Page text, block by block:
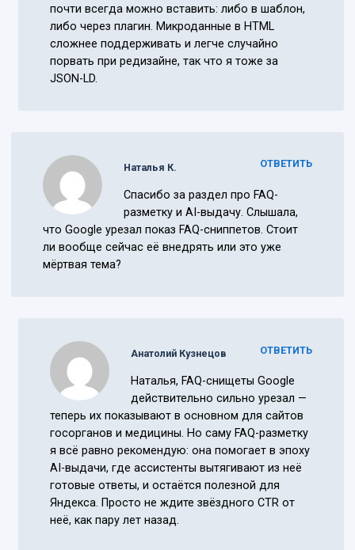
почти всегда можно вставить: либо в шаблон,
либо через плагин. Микроданные в HTML
сложнее поддерживать и легче случайно
порвать при редизайне, так что я тоже за
JSON-LD.
ОТВЕТИТЬ
Наталья К.
Спасибо за раздел про FAQ-
разметку и AI-выдачу. Слышала,
что Google урезал показ FAQ-сниппетов. Стоит
ли вообще сейчас её внедрять или это уже
мёртвая тема?
ОТВЕТИТЬ
Анатолий Кузнецов
Наталья, FAQ-снищеты Google
действительно сильно урезал —
теперь их показывают в основном для сайтов
госорганов и медицины. Но саму FAQ-разметку
я всё равно рекомендую: она помогает в эпоху
AI-выдачи, где ассистенты вытягивают из неё
готовые ответы, и остаётся полезной для
Яндекса. Просто не ждите звёздного CTR от
неё, как пару лет назад.